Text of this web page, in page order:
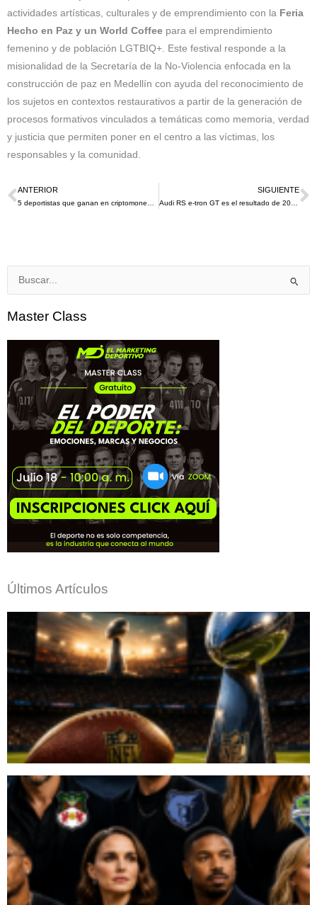
actividades artísticas, culturales y de emprendimiento con la Feria
Hecho en Paz y un World Coffee para el emprendimiento
femenino y de población LGTBIQ+. Este festival responde a la
misionalidad de la Secretaría de la No-Violencia enfocada en la
construcción de paz en Medellín con ayuda del reconocimiento de
los sujetos en contextos restaurativos a partir de la generación de
procesos formativos vinculados a temáticas como memoria, verdad
y justicia que permiten poner en el centro a las víctimas, los
responsables y la comunidad.
Ant
ANTERIOR SIGUIENTE
Audi RS e-tron GT es el resultado de 20 años de patrocinio de Audi y FC Bayern Munich
Buscar
Master Class
Últimos Artículos